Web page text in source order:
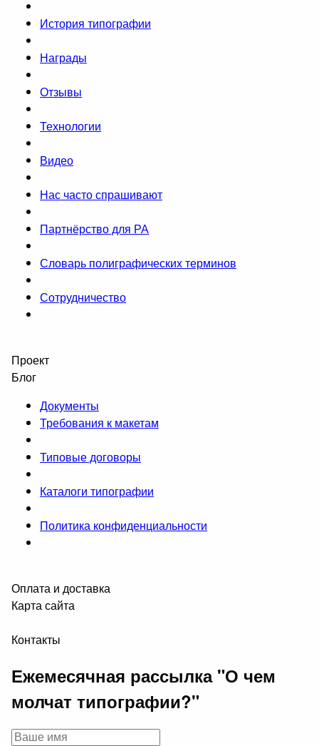
История типографии
Награды
Отзывы
Технологии
Видео
Нас часто спрашивают
Партнёрство для РА
Словарь полиграфических терминов
Сотрудничество
Проект
Блог
Документы
Требования к макетам
Типовые договоры
Каталоги типографии
Политика конфиденциальности
Оплата и доставка
Карта сайта
Контакты
Ежемесячная рассылка "О чем
молчат типографии?"